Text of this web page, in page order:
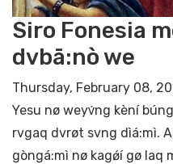
Siro Fonesia
dvbā:nò we
Thursday, February 08,
Yesu nø weyv́ng kèní
rvgaq dvrøt svng dìá:mì.
gòngá:mì nø kagǿí gø laq